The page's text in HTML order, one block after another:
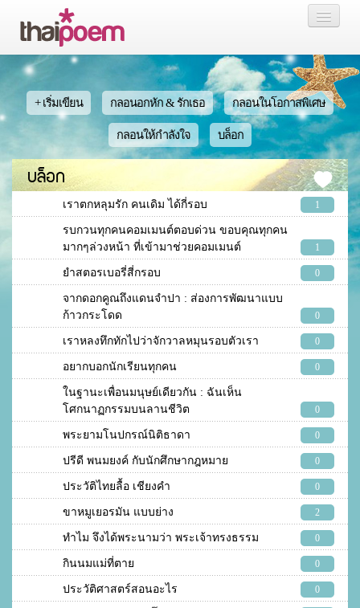
หน้าแรก
กลอน
เรื่องสั้น นิยาย
บล็อก
หน้าส่วนตัว
+ เริ่มเขียน กลอนอกหัก & รักเธอ กลอนในโอกาสพิเศษ
กลอนให้กำลังใจ บล็อก
บล็อก
เราตกหลุมรัก คนเดิม ได้กี่รอบ 1
รบกวนทุกคนคอมเมนต์ตอบด่วน ขอบคุณทุกคน
มากๆล่วงหน้า ที่เข้ามาช่วยคอมเมนต์
1
ยำสตอรเบอรี่สี่กรอบ 0
จากดอกคูณถึงแดนจำปา : ส่องการพัฒนาแบบ
ก้าวกระโดด
0
เราหลงทึกทักไปว่าจักวาลหมุนรอบตัวเรา 0
อยากบอกนักเรียนทุกคน 0
ในฐานะเพื่อนมนุษย์เดียวกัน : ฉันเห็น
โศกนาฏกรรมบนลานชีวิต
0
พระยามโนปกรณ์นิติธาดา 0
ปรีดี พนมยงค์ กับนักศึกษากฎหมาย 0
ประวัติไทยลื้อ เชียงคำ 0
ขาหมูเยอรมัน แบบย่าง 2
ทำไม จึงได้พระนามว่า พระเจ้าทรงธรรม 0
กินนมแม่ที่ตาย 0
ประวัติศาสตร์สอนอะไร 0